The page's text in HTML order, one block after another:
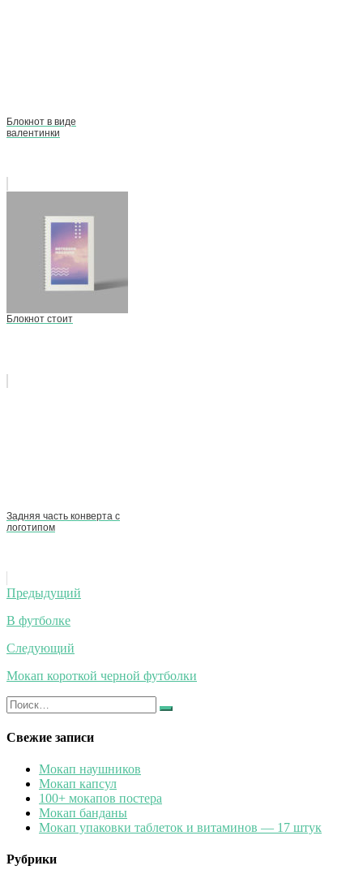
Блокнот в виде
валентинки
Блокнот стоит
Задняя часть конверта с
логотипом
Навигация
по
записям
Предыдущий
В футболке
Следующий
Мокап короткой черной футболки
Искать:
Найти
Свежие записи
Мокап наушников
Мокап капсул
100+ мокапов постера
Мокап банданы
Мокап упаковки таблеток и витаминов — 17 штук
Рубрики